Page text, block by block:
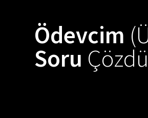
Ödevcim
Soru